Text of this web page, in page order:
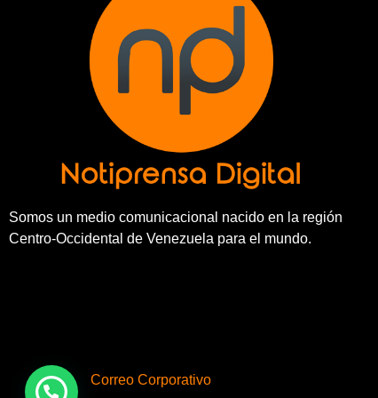
Somos un medio comunicacional nacido en la región
Centro-Occidental de Venezuela para el mundo.
Correo Corporativo